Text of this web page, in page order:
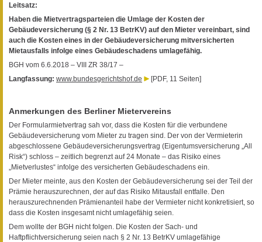
Leitsatz:
Haben die Mietvertragsparteien die Umlage der Kosten der
Gebäudeversicherung (§ 2 Nr. 13 BetrKV) auf den Mieter vereinbart, sind
auch die Kosten eines in der Gebäudeversicherung mitversicherten
Mietausfalls infolge eines Gebäudeschadens umlagefähig.
BGH vom 6.6.2018 – VIII ZR 38/17 –
Langfassung: www.bundesgerichtshof.de [PDF, 11 Seiten]
Anmerkungen des Berliner Mietervereins
Der Formularmietvertrag sah vor, dass die Kosten für die verbundene
Gebäudeversicherung vom Mieter zu tragen sind. Der von der Vermieterin
abgeschlossene Gebäudeversicherungsvertrag (Eigentumsversicherung „All
Risk“) schloss – zeitlich begrenzt auf 24 Monate – das Risiko eines
„Mietverlustes“ infolge des versicherten Gebäudeschadens ein.
Der Mieter meinte, aus den Kosten der Gebäudeversicherung sei der Teil der
Prämie herauszurechnen, der auf das Risiko Mitausfall entfalle. Den
herauszurechnenden Prämienanteil habe der Vermieter nicht konkretisiert, so
dass die Kosten insgesamt nicht umlagefähig seien.
Dem wollte der BGH nicht folgen. Die Kosten der Sach- und
Haftpflichtversicherung seien nach § 2 Nr. 13 BetrKV umlagefähige